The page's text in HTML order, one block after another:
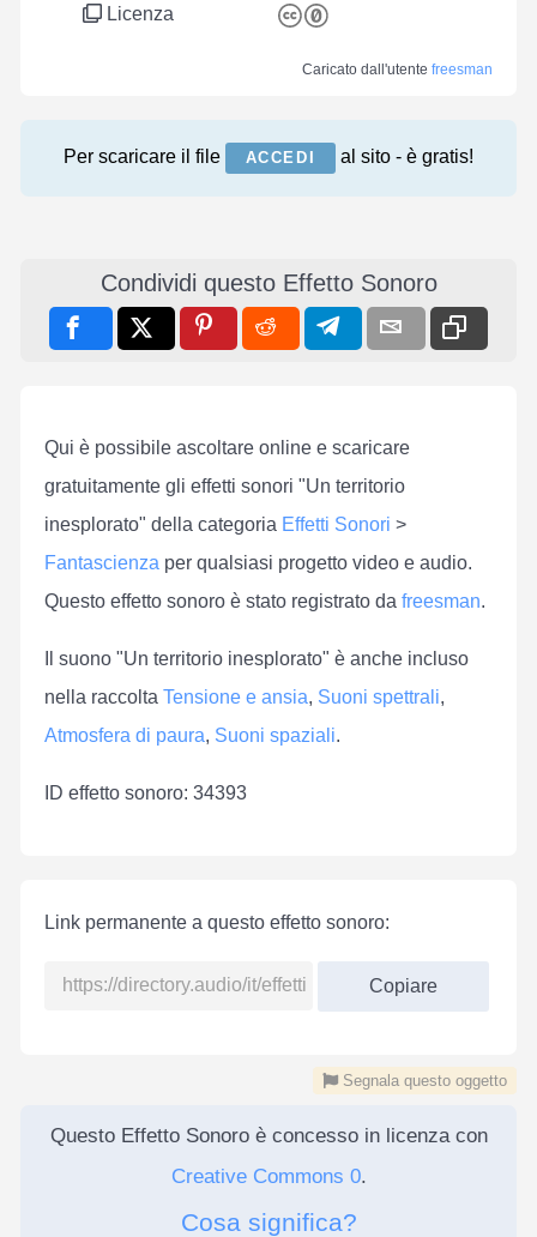
Licenza
Caricato dall'utente freesman
Per scaricare il file ACCEDI al sito - è gratis!
Condividi questo Effetto Sonoro
Qui è possibile ascoltare online e scaricare
gratuitamente gli effetti sonori "Un territorio
inesplorato" della categoria Effetti Sonori >
Fantascienza per qualsiasi progetto video e audio.
Questo effetto sonoro è stato registrato da freesman.
Il suono "Un territorio inesplorato" è anche incluso
nella raccolta Tensione e ansia, Suoni spettrali,
Atmosfera di paura, Suoni spaziali.
ID effetto sonoro: 34393
Link permanente a questo effetto sonoro:
Copiare
Segnala questo oggetto
Questo Effetto Sonoro è concesso in licenza con
Creative Commons 0.
Cosa significa?